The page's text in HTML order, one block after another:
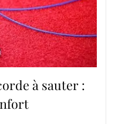
à sauter :